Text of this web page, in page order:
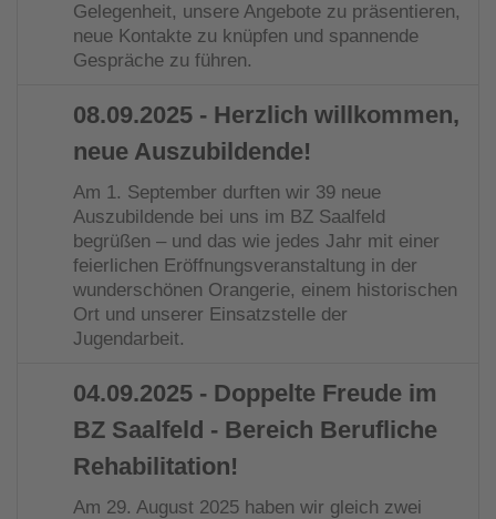
Gelegenheit, unsere Angebote zu präsentieren,
neue Kontakte zu knüpfen und spannende
Gespräche zu führen.
08.09.2025 - Herzlich willkommen,
neue Auszubildende!
Am 1. September durften wir 39 neue
Auszubildende bei uns im BZ Saalfeld
begrüßen – und das wie jedes Jahr mit einer
feierlichen Eröffnungsveranstaltung in der
wunderschönen Orangerie, einem historischen
Ort und unserer Einsatzstelle der
Jugendarbeit.
04.09.2025 - Doppelte Freude im
BZ Saalfeld - Bereich Berufliche
Rehabilitation!
Am 29. August 2025 haben wir gleich zwei